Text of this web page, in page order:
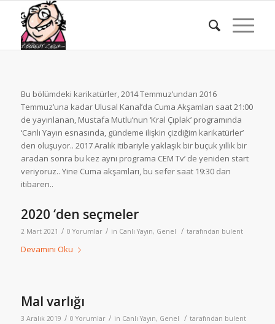
Bu bölümdeki karikatürler, 2014 Temmuz’undan 2016
Temmuz’una kadar Ulusal Kanal’da Cuma Akşamları saat 21:00
de yayınlanan, Mustafa Mutlu’nun ‘Kral Çıplak’ programında
‘Canlı Yayın esnasında, gündeme ilişkin çizdiğim karikatürler’
den oluşuyor.. 2017 Aralık itibariyle yaklaşık bir buçuk yıllık bir
aradan sonra bu kez aynı programa CEM Tv’ de yeniden start
veriyoruz.. Yine Cuma akşamları, bu sefer saat 19:30 dan
itibaren..
2020 ‘den seçmeler
2 Mart 2021 / 0 Yorumlar / in Canlı Yayın, Genel / tarafından bulent
Devamını Oku
Mal varlığı
3 Aralık 2019 / 0 Yorumlar / in Canlı Yayın, Genel / tarafından bulent